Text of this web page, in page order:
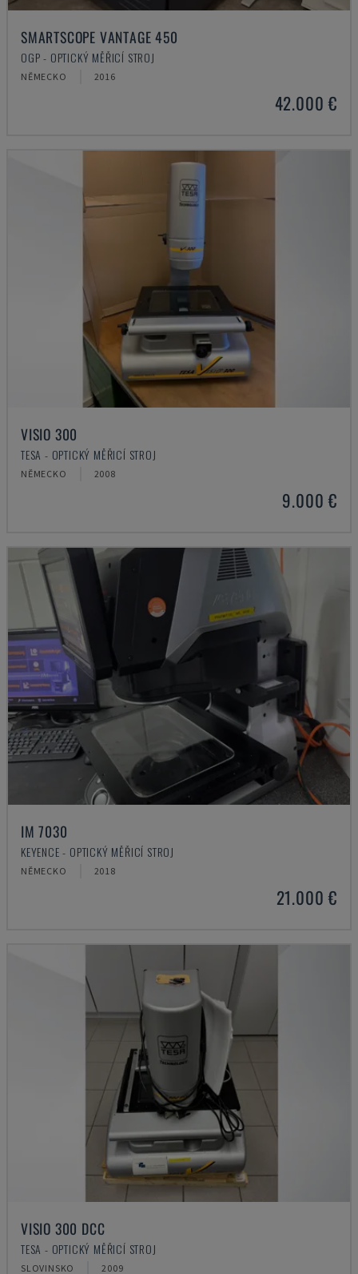
SMARTSCOPE VANTAGE 450
OGP - OPTICKÝ MĚŘICÍ STROJ
NĚMECKO 2016
42.000 €
VISIO 300
TESA - OPTICKÝ MĚŘICÍ STROJ
NĚMECKO 2008
9.000 €
IM 7030
KEYENCE - OPTICKÝ MĚŘICÍ STROJ
NĚMECKO 2018
21.000 €
VISIO 300 DCC
TESA - OPTICKÝ MĚŘICÍ STROJ
SLOVINSKO 2009